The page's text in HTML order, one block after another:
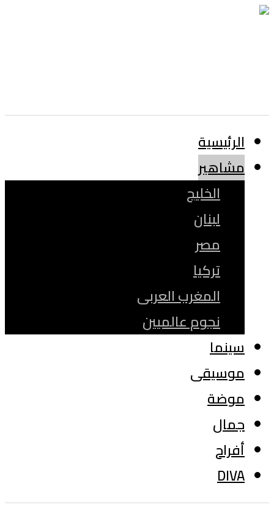
الرئيسية
مشاهير
الخليج
لبنان
مصر
تركيا
المغرب العربى
نجوم عالميين
سينما
موسيقى
موضة
جمال
أفراح
DIVA